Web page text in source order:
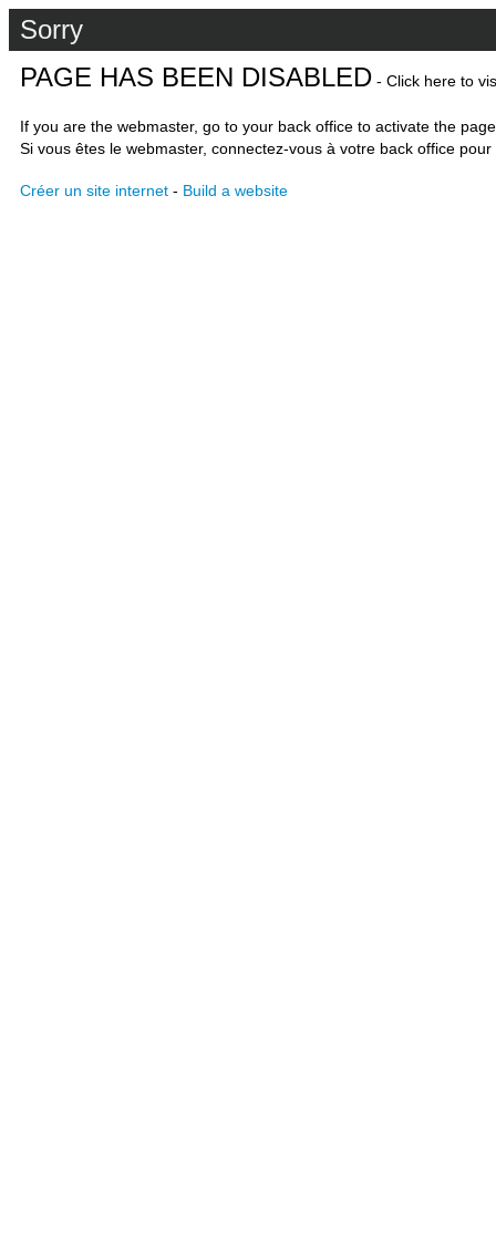
Sorry
PAGE HAS BEEN DISABLED - Click here to
If you are the webmaster, go to your back office to activate the
Si vous êtes le webmaster, connectez-vous à votre back office
Créer un site internet - Build a website